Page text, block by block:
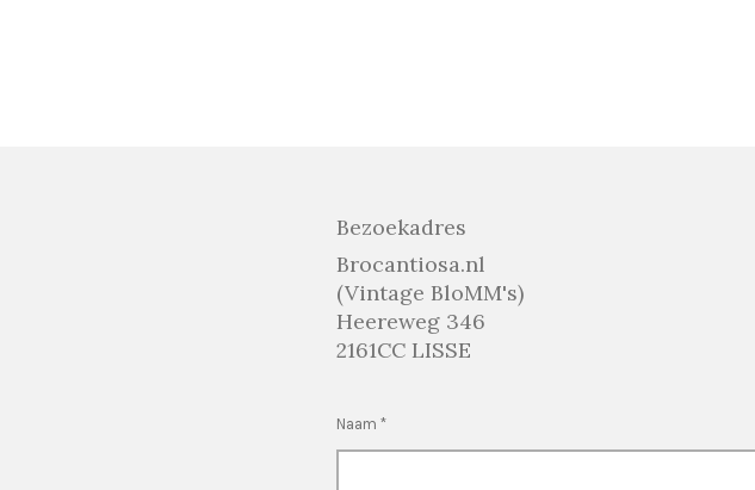
Bezoekadres
Brocantiosa.nl
(Vintage BloMM's)
Heereweg 346
2161CC LISSE
Naam *